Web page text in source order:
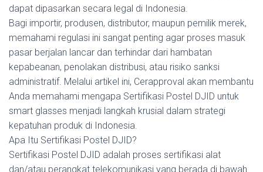
dapat dipasarkan secara legal di Indonesia.
Bagi importir, produsen, distributor, maupun pemilik merek,
memahami regulasi ini sangat penting agar proses masuk
pasar berjalan lancar dan terhindar dari hambatan
kepabeanan, penolakan distribusi, atau risiko sanksi
administratif. Melalui artikel ini, Cerapproval akan membantu
Anda memahami mengapa Sertifikasi Postel DJID untuk
smart glasses menjadi langkah krusial dalam strategi
kepatuhan produk di Indonesia.
Apa Itu Sertifikasi Postel DJID?
Sertifikasi Postel DJID adalah proses sertifikasi alat
dan/atau perangkat telekomunikasi yang berada di bawah